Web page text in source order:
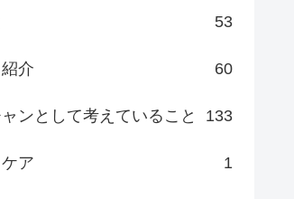
53
介 60
ンとして考えていること 133
ア 1